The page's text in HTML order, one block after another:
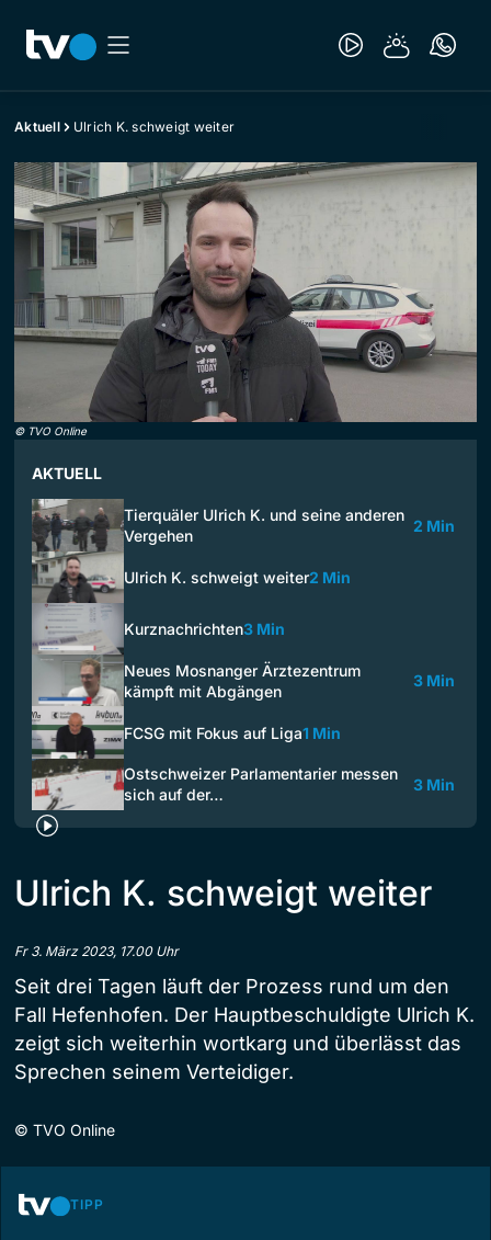
Aktuell Ulrich K. schweigt weiter
© TVO Online
AKTUELL
Tierquäler Ulrich K. und seine anderen
Vergehen
2 Min
Ulrich K. schweigt weiter2 Min
Kurznachrichten3 Min
Neues Mosnanger Ärztezentrum
kämpft mit Abgängen
3 Min
FCSG mit Fokus auf Liga1 Min
Ostschweizer Parlamentarier messen
sich auf der…
3 Min
Ulrich K. schweigt weiter
Fr 3. März 2023, 17.00 Uhr
Seit drei Tagen läuft der Prozess rund um den
Fall Hefenhofen. Der Hauptbeschuldigte Ulrich K.
zeigt sich weiterhin wortkarg und überlässt das
Sprechen seinem Verteidiger.
© TVO Online
TIPP